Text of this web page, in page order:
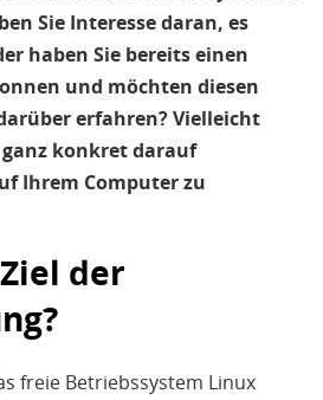
Sie Interesse daran, es
haben Sie bereits einen
und möchten diesen
erfahren? Vielleicht
konkret darauf
Ihrem Computer zu
der
freie Betriebssystem Linux